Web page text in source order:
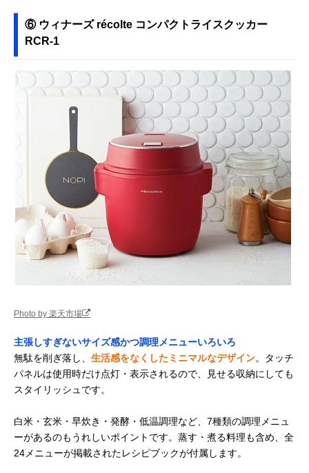
⑥ ウィナーズ récolte コンパクトライスクッカー
RCR-1
Photo by 楽天市場
主張しすぎないサイズ感かつ調理メニューいろいろ
無駄を削ぎ落し、 生活感をなくしたミニマルなデザイン。タッチ
パネルは使用時だけ点灯・表示されるので、見せる収納にしても
スタイリッシュです。
白米・玄米・早炊き・発酵・低温調理など、7種類の調理メニュ
ーがあるのもうれしいポイントです。蒸す・煮る料理も含め、全
24メニューが掲載されたレシピブックが付属します。